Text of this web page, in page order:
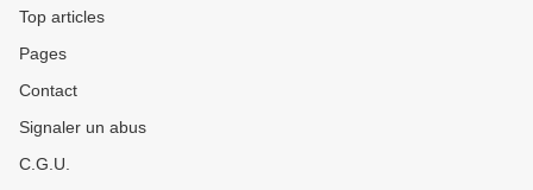
Top articles
Pages
Contact
Signaler un abus
C.G.U.